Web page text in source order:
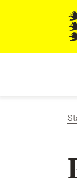
Zum